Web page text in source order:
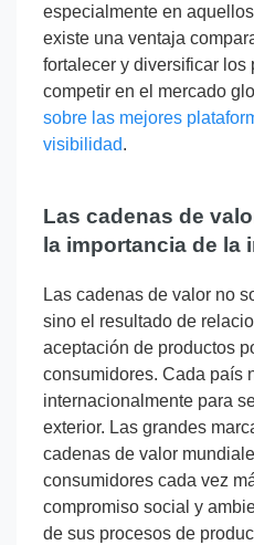
especialmente en
existe una ventaja
fortalecer y diversificar los
competir en el mercado
sobre las mejores
visibilidad.
Las cadenas de
la importancia de la
Las cadenas de valor no
sino el resultado de
aceptación de productos
consumidores. Cada país
internacionalmente para
exterior. Las grandes
cadenas de valor
consumidores cada vez
compromiso social y
de sus procesos de